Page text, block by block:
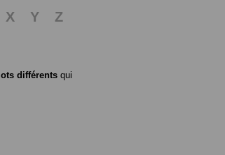
X Y
Z
différents qui